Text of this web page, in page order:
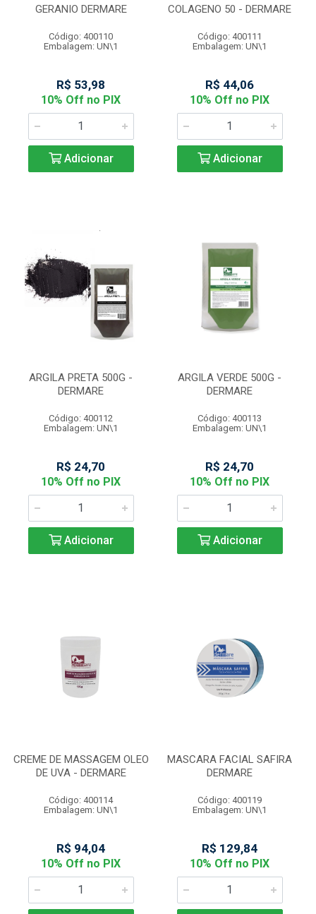
GERANIO DERMARE
Código: 400110
Embalagem: UN\1
R$ 53,98
10% Off no PIX
Adicionar
COLAGENO 50 - DERMARE
Código: 400111
Embalagem: UN\1
R$ 44,06
10% Off no PIX
Adicionar
ARGILA PRETA 500G -
DERMARE
Código: 400112
Embalagem: UN\1
R$ 24,70
10% Off no PIX
Adicionar
ARGILA VERDE 500G -
DERMARE
Código: 400113
Embalagem: UN\1
R$ 24,70
10% Off no PIX
Adicionar
CREME DE MASSAGEM OLEO
DE UVA - DERMARE
Código: 400114
Embalagem: UN\1
R$ 94,04
10% Off no PIX
MASCARA FACIAL SAFIRA
DERMARE
Código: 400119
Embalagem: UN\1
R$ 129,84
10% Off no PIX